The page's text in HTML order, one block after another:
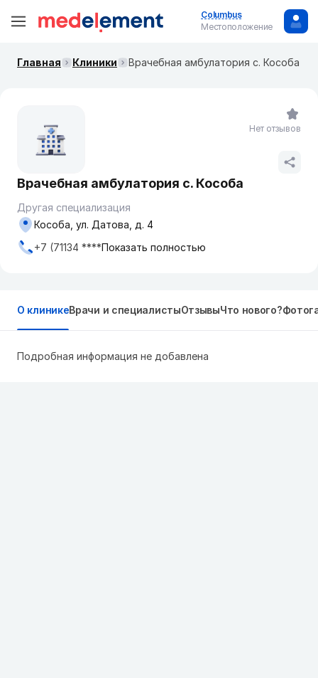
Columbus
Местоположение
Главная Клиники Врачебная амбулатория с. Кособа
Врачебная амбулатория с. Кособа
Другая специализация
Кособа, ул. Датова, д. 4
+7 (71134 ****Показать полностью
Нет отзывов
О клиникеВрачи и специалистыОтзывыЧто нового?
Подробная информация не добавлена